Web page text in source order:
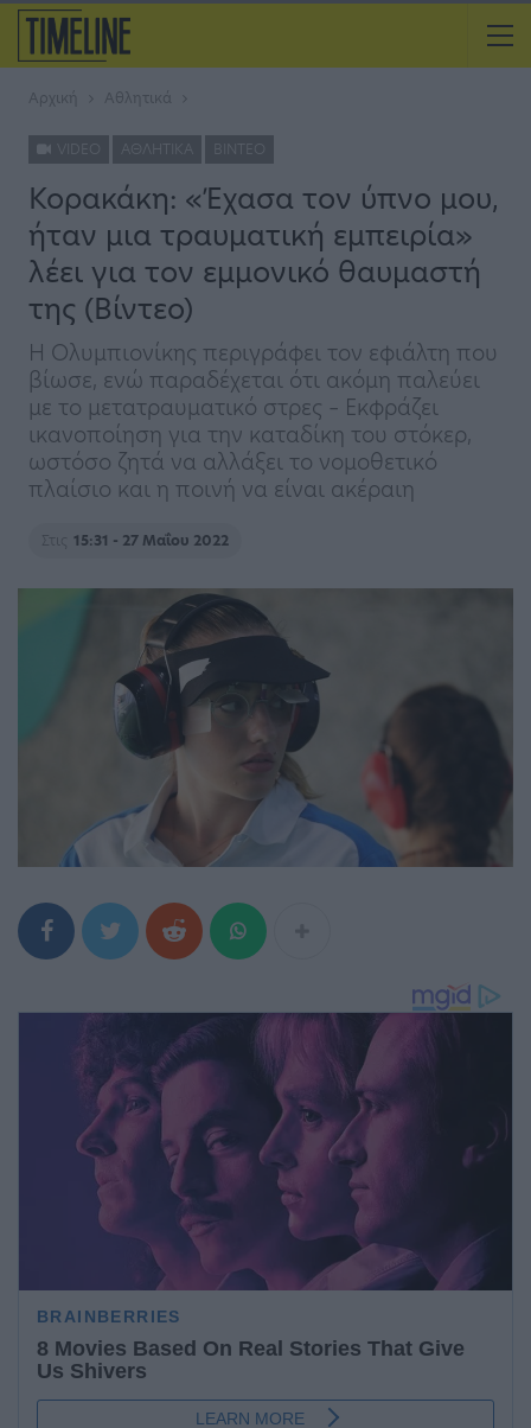
Αρχική Αθλητικά
ΑΘΛΗΤΙΚΆ ΒΊΝΤΕΟ
Κορακάκη: «Έχασα τον ύπνο μου,
ήταν μια τραυματική εμπειρία»
λέει για τον εμμονικό θαυμαστή
της (Βίντεο)
Η Ολυμπιονίκης περιγράφει τον εφιάλτη που
βίωσε, ενώ παραδέχεται ότι ακόμη παλεύει
με το μετατραυματικό στρες – Εκφράζει
ικανοποίηση για την καταδίκη του στόκερ,
ωστόσο ζητά να αλλάξει το νομοθετικό
πλαίσιο και η ποινή να είναι ακέραιη
Στις 15:31 - 27 Μαΐου 2022